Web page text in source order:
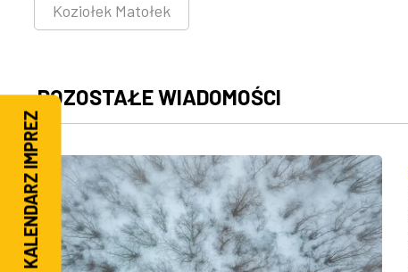
Koziołek Matołek
POZOSTAŁE WIADOMOŚCI
KALENDARZ IMPREZ